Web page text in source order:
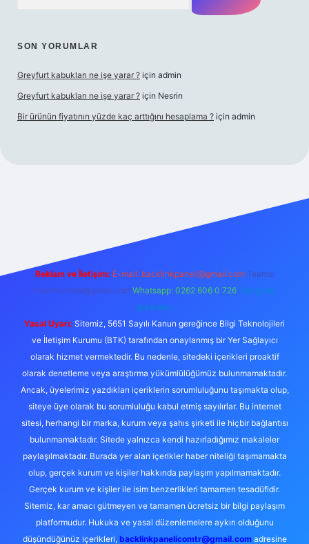
SON YORUMLAR
Greyfurt kabukları ne işe yarar ? için admin
Greyfurt kabukları ne işe yarar ? için Nesrin
Bir ürünün fiyatının yüzde kaç arttığını hesaplama ? için admin
m elexbet
Reklam ve İletişim: E-mail: backlinkpaneli@gmail.com Teams:
forumhizmeti@gmail.com Whatsapp: 0262 606 0 726 Telegram:
@karabul
Yasal Uyarı: Sitemiz, 5651 Sayılı Kanun gereğince Bilgi Teknolojileri
ve İletişim Kurumu (BTK) tarafından onaylanmış bir Yer Sağlayıcı
olarak hizmet vermektedir. Bu nedenle, sitedeki içerikleri proaktif
olarak denetleme veya araştırma yükümlülüğümüz bulunmamaktadır.
Ancak, üyelerimiz yazdıkları içeriklerin sorumluluğunu taşımakta olup,
siteye üye olarak bu sorumluluğu kabul etmiş sayılırlar. Bu internet
sitesi, herhangi bir marka, kurum veya şahıs şirketi ile hiçbir bağlantısı
bulunmamaktadır. Sitede yalnızca kendi hazırladığımız makaleler
paylaşılmaktadır. Burada yer alan içerikler haber niteliği taşımamakta
olup, gerçek kurum ve kişiler hakkında paylaşım yapılmamaktadır.
Gerçek kurum ve kişiler ile isim benzerlikleri tamamen tesadüfidir.
Sitemiz, kar amacı gütmeyen ve tamamen ücretsiz bir bilgi paylaşım
platformudur. Hukuka ve yasal düzenlemelere aykırı olduğunu
düşündüğünüz içerikleri, backlinkpanelicomtr@gmail.comadresine